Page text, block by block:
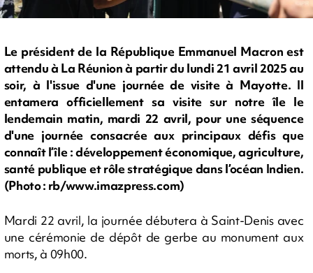
Le président de la République Emmanuel Macron est
attendu à La Réunion à partir du lundi 21 avril 2025 au
soir, à l'issue d'une journée de visite à Mayotte. Il
entamera officiellement sa visite sur notre île le
lendemain matin, mardi 22 avril, pour une séquence
d'une journée consacrée aux principaux défis que
connaît l’île : développement économique, agriculture,
santé publique et rôle stratégique dans l’océan Indien.
(Photo : rb/www.imazpress.com)
Mardi 22 avril, la journée débutera à Saint-Denis avec
une cérémonie de dépôt de gerbe au monument aux
morts, à 09h00.